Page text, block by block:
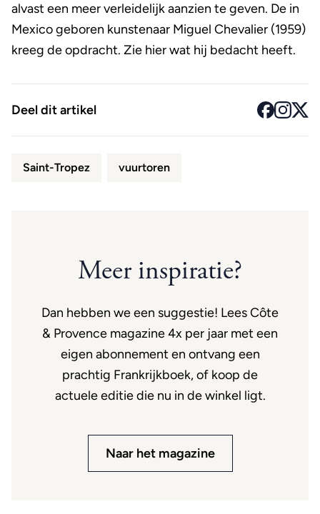
alvast een meer verleidelijk aanzien te geven. De in
Mexico geboren kunstenaar Miguel Chevalier (1959)
kreeg de opdracht. Zie hier wat hij bedacht heeft.
Deel dit artikel
Saint-Tropez vuurtoren
Meer inspiratie?
Dan hebben we een suggestie! Lees Côte
& Provence magazine 4x per jaar met een
eigen abonnement en ontvang een
prachtig Frankrijkboek, of koop de
actuele editie die nu in de winkel ligt.
Naar het magazine